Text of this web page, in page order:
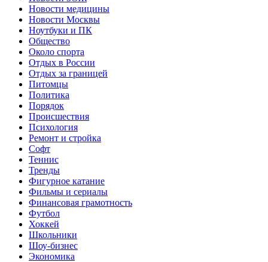
Новости медицины
Новости Москвы
Ноутбуки и ПК
Общество
Около спорта
Отдых в России
Отдых за границей
Питомцы
Политика
Порядок
Происшествия
Психология
Ремонт и стройка
Софт
Теннис
Тренды
Фигурное катание
Фильмы и сериалы
Финансовая грамотность
Футбол
Хоккей
Школьники
Шоу-бизнес
Экономика